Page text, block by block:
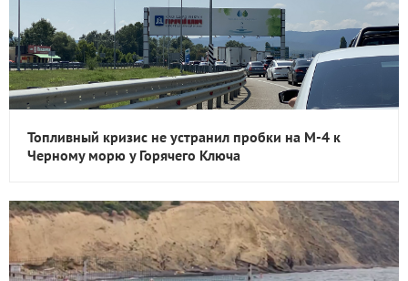
Топливный кризис не устранил пробки на М-4 к
Черному морю у Горячего Ключа